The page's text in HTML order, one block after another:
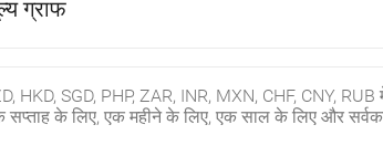
ग्राफ
HKD, SGD, PHP, ZAR, INR, MXN, CHF, CNY,
के लिए, एक महीने के लिए, एक साल के लिए और